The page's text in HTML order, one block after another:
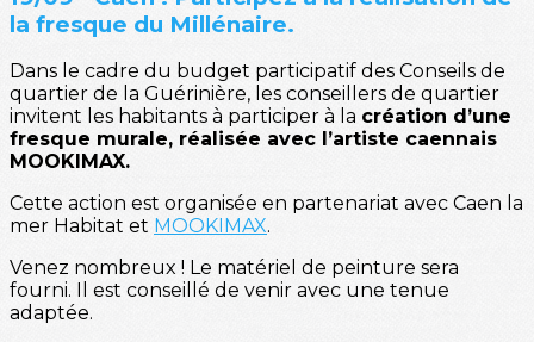
la fresque du Millénaire.
Dans le cadre du budget participatif des Conseils de
quartier de la Guérinière, les conseillers de quartier
invitent les habitants à participer à la création d’une
fresque murale, réalisée avec l’artiste caennais
MOOKIMAX.
Cette action est organisée en partenariat avec Caen la
mer Habitat et MOOKIMAX.
Venez nombreux ! Le matériel de peinture sera
fourni. Il est conseillé de venir avec une tenue
adaptée.